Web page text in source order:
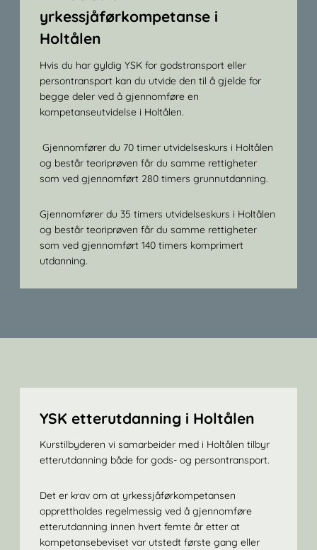
yrkessjåførkompetanse i
Holtålen
Hvis du har gyldig YSK for godstransport eller
persontransport kan du utvide den til å gjelde for
begge deler ved å gjennomføre en
kompetanseutvidelse i Holtålen.
Gjennomfører du 70 timer utvidelseskurs i Holtålen
og består teoriprøven får du samme rettigheter
som ved gjennomført 280 timers grunnutdanning.
Gjennomfører du 35 timers utvidelseskurs i Holtålen
og består teoriprøven får du samme rettigheter
som ved gjennomført 140 timers komprimert
utdanning.
YSK etterutdanning i Holtålen
Kurstilbyderen vi samarbeider med i Holtålen tilbyr
etterutdanning både for gods- og persontransport.
Det er krav om at yrkessjåførkompetansen
opprettholdes regelmessig ved å gjennomføre
etterutdanning innen hvert femte år etter at
kompetansebeviset var utstedt første gang eller